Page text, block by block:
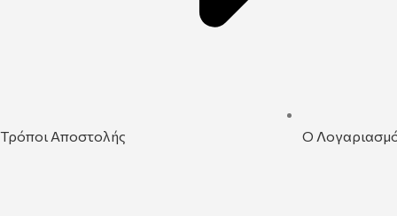
Τρόποι Αποστολής Ο